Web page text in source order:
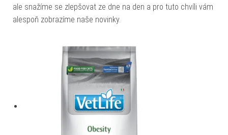
ale snažíme se zlepšovat ze dne na den a pro tuto chvíli vám
alespoň zobrazíme naše novinky.